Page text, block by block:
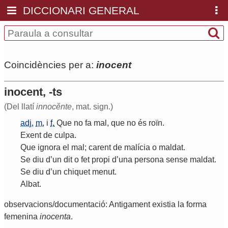
DICCIONARI GENERAL
Coincidències per a: inocent
inocent, -ts
(Del llatí innocĕnte, mat. sign.)
adj. m. i f. Que no fa mal , que no és roïn.
Exent de culpa.
Que ignora el mal ; carent de malícia o maldat.
Se diu d’un dit o fet propi d’una persona sense maldat.
Se diu d’un chiquet menut.
Albat.
observacions/documentació: Antigament existia la forma
femenina inocenta.